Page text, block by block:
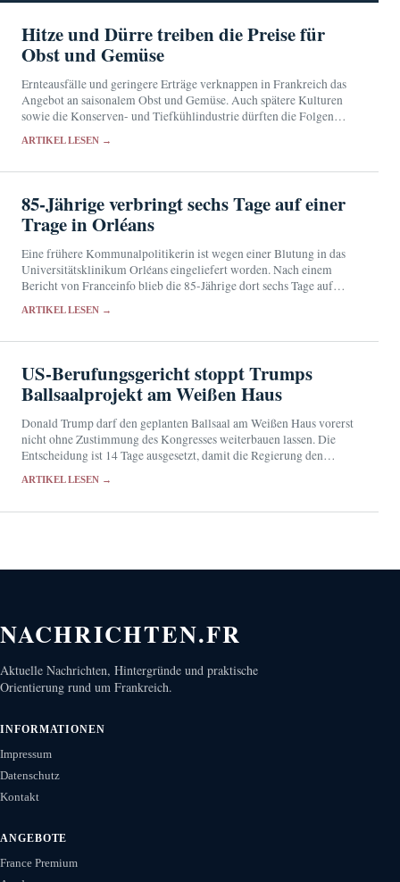
Hitze und Dürre treiben die Preise für
Obst und Gemüse
Ernteausfälle und geringere Erträge verknappen in Frankreich das
Angebot an saisonalem Obst und Gemüse. Auch spätere Kulturen
sowie die Konserven- und Tiefkühlindustrie dürften die Folgen
ARTIKEL LESEN →
85-Jährige verbringt sechs Tage auf einer
Trage in Orléans
Eine frühere Kommunalpolitikerin ist wegen einer Blutung in das
Universitätsklinikum Orléans eingeliefert worden. Nach einem
Bericht von Franceinfo blieb die 85-Jährige dort sechs Tage auf
ARTIKEL LESEN →
US-Berufungsgericht stoppt Trumps
Ballsaalprojekt am Weißen Haus
Donald Trump darf den geplanten Ballsaal am Weißen Haus vorerst
nicht ohne Zustimmung des Kongresses weiterbauen lassen. Die
Entscheidung ist 14 Tage ausgesetzt, damit die Regierung den
ARTIKEL LESEN →
NACHRICHTEN.FR
Aktuelle Nachrichten, Hintergründe und praktische
Orientierung rund um Frankreich.
INFORMATIONEN
Impressum
Datenschutz
Kontakt
ANGEBOTE
France Premium